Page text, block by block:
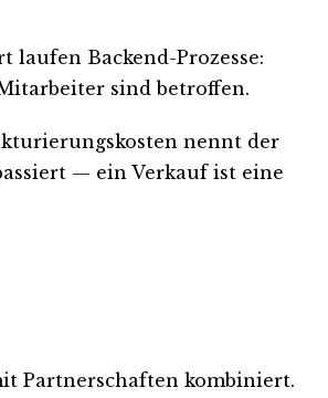
Backend-Prozesse:
sind betroffen.
nennt der
— ein Verkauf ist eine
Partnerschaften kombiniert.